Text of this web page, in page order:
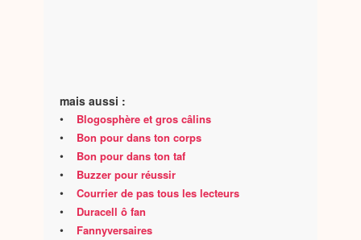
mais aussi :
• Blogosphère et gros câlins
• Bon pour dans ton corps
• Bon pour dans ton taf
• Buzzer pour réussir
• Courrier de pas tous les lecteurs
• Duracell ô fan
• Fannyversaires